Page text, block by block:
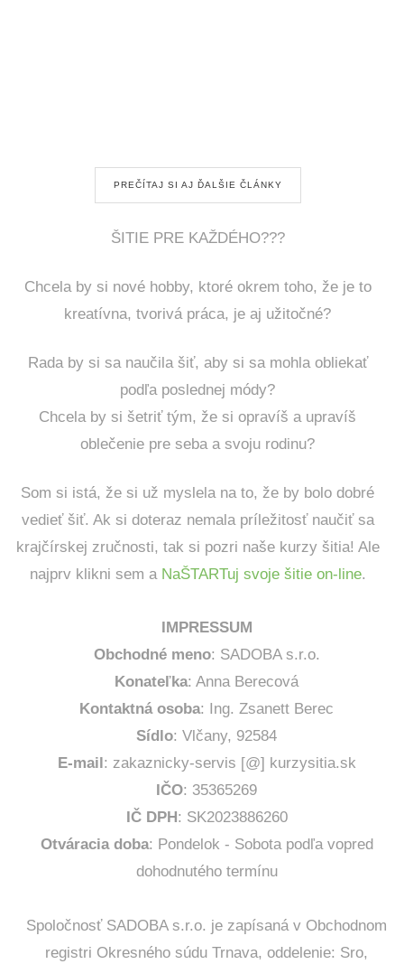
PREČÍTAJ SI AJ ĎALŠIE ČLÁNKY
ŠITIE PRE KAŽDÉHO???
Chcela by si nové hobby, ktoré okrem toho, že je to
kreatívna, tvorivá práca, je aj užitočné?
Rada by si sa naučila šiť, aby si sa mohla obliekať
podľa poslednej módy?
Chcela by si šetriť tým, že si opravíš a upravíš
oblečenie pre seba a svoju rodinu?
Som si istá, že si už myslela na to, že by bolo dobré
vedieť šiť. Ak si doteraz nemala príležitosť naučiť sa
krajčírskej zručnosti, tak si pozri naše kurzy šitia! Ale
najprv klikni sem a NaŠTARTuj svoje šitie on-line.
IMPRESSUM
Obchodné meno: SADOBA s.r.o.
Konateľka: Anna Berecová
Kontaktná osoba: Ing. Zsanett Berec
Sídlo: Vlčany, 92584
E-mail: zakaznicky-servis [@] kurzysitia.sk
IČO: 35365269
IČ DPH: SK2023886260
Otváracia doba: Pondelok - Sobota podľa vopred
dohodnutého termínu
Spoločnosť SADOBA s.r.o. je zapísaná v Obchodnom
registri Okresného súdu Trnava, oddelenie: Sro,